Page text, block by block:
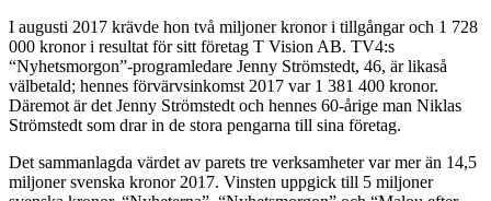
I augusti 2017 krävde hon två miljoner kronor i tillgångar och 1 728
000 kronor i resultat för sitt företag T Vision AB. TV4:s
“Nyhetsmorgon”-programledare Jenny Strömstedt, 46, är likaså
välbetald; hennes förvärvsinkomst 2017 var 1 381 400 kronor.
Däremot är det Jenny Strömstedt och hennes 60-årige man Niklas
Strömstedt som drar in de stora pengarna till sina företag.
Det sammanlagda värdet av parets tre verksamheter var mer än 14,5
miljoner svenska kronor 2017. Vinsten uppgick till 5 miljoner